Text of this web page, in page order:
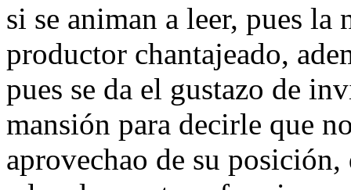
si se animan a leer, pues la
productor chantajeado,
pues se da el gustazo de
mansión para decirle que
aprovechao de su